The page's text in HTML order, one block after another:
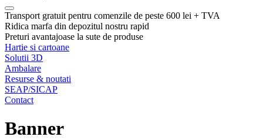
Transport gratuit pentru comenzile de peste 600 lei + TVA
Ridica marfa din depozitul nostru rapid
Preturi avantajoase la sute de produse
Hartie si cartoane
Solutii 3D
Ambalare
Resurse & noutati
SEAP/SICAP
Contact
Banner